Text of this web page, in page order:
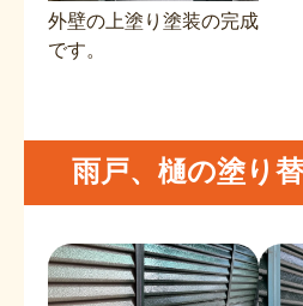
外壁の上塗り塗装の完成
です。
雨戸、樋の塗り